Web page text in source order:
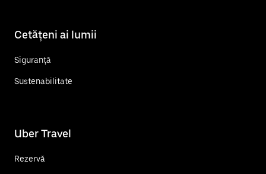
Cetățeni ai lumii
Siguranță
Sustenabilitate
Uber Travel
Rezervă